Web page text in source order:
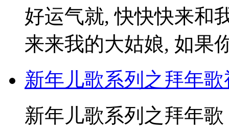
好运气就, 快快快来和
来来我的大姑娘, 如果
新年儿歌系列之拜年歌
新年儿歌系列之拜年